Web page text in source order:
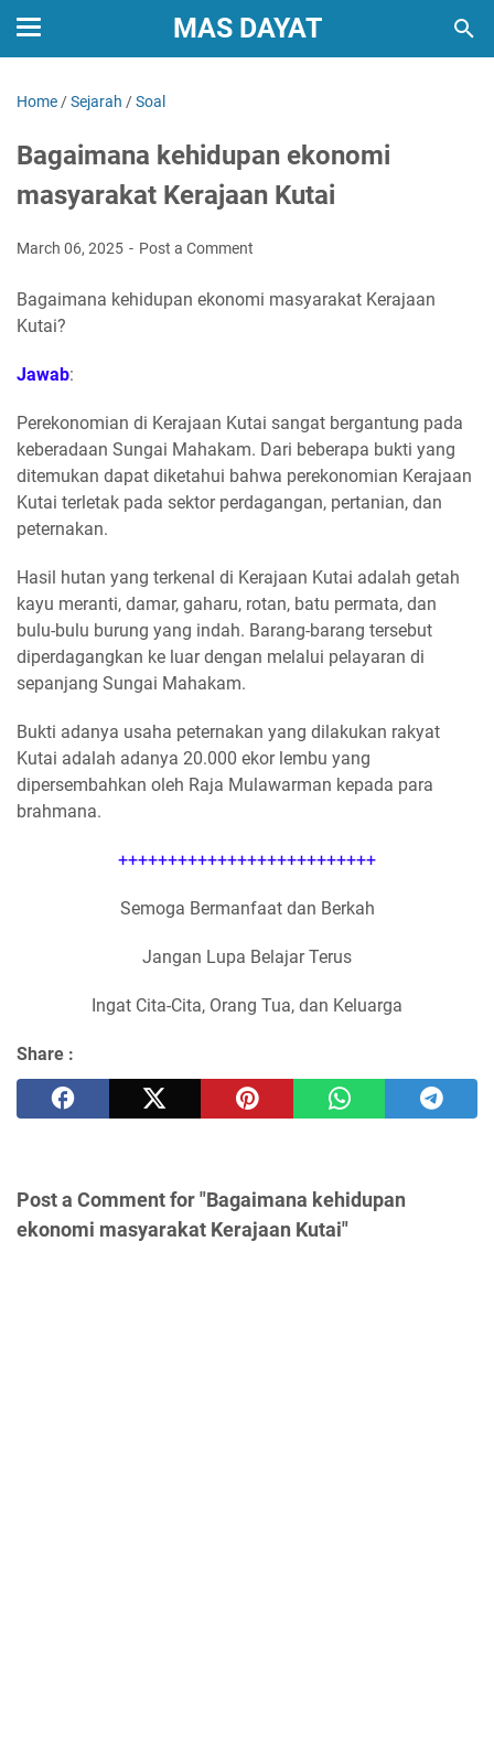
MAS DAYAT
Home /Sejarah /Soal
Bagaimana kehidupan ekonomi
masyarakat Kerajaan Kutai
March 06, 2025 Post a Comment
Bagaimana kehidupan ekonomi masyarakat Kerajaan
Kutai?
Jawab:
Perekonomian di Kerajaan Kutai sangat bergantung pada
keberadaan Sungai Mahakam. Dari beberapa bukti yang
ditemukan dapat diketahui bahwa perekonomian Kerajaan
Kutai terletak pada sektor perdagangan, pertanian, dan
peternakan.
Hasil hutan yang terkenal di Kerajaan Kutai adalah getah
kayu meranti, damar, gaharu, rotan, batu permata, dan
bulu-bulu burung yang indah. Barang-barang tersebut
diperdagangkan ke luar dengan melalui pelayaran di
sepanjang Sungai Mahakam.
Bukti adanya usaha peternakan yang dilakukan rakyat
Kutai adalah adanya 20.000 ekor lembu yang
dipersembahkan oleh Raja Mulawarman kepada para
brahmana.
++++++++++++++++++++++++++
Semoga Bermanfaat dan Berkah
Jangan Lupa Belajar Terus
Ingat Cita-Cita, Orang Tua, dan Keluarga
Share :
Post a Comment for "Bagaimana kehidupan
ekonomi masyarakat Kerajaan Kutai"